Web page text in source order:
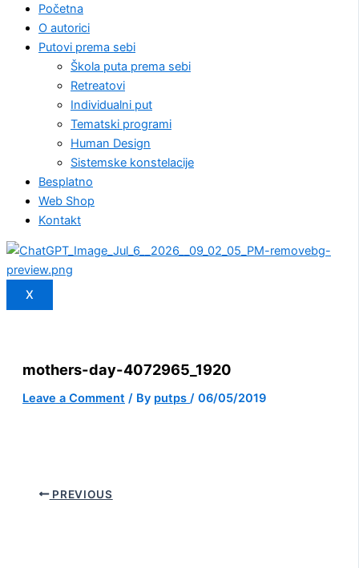
Početna
O autorici
Putovi prema sebi
Škola puta prema sebi
Retreatovi
Individualni put
Tematski programi
Human Design
Sistemske konstelacije
Besplatno
Web Shop
Kontakt
X
mothers-day-4072965_1920
Leave a Comment / By putps / 06/05/2019
PREVIOUS